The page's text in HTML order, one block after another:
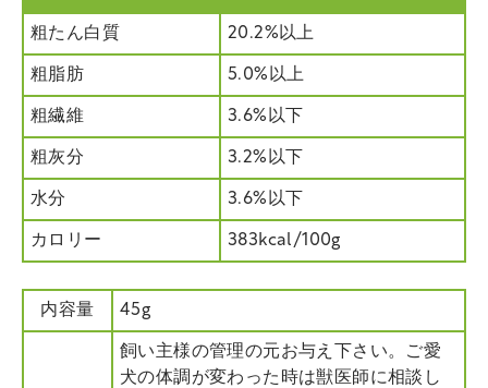
粗たん白質 20.2%以上
粗脂肪 5.0%以上
粗繊維 3.6%以下
粗灰分 3.2%以下
水分 3.6%以下
カロリー 383kcal/100g
内容量 45g
飼い主様の管理の元お与え下さい。ご愛
犬の体調が変わった時は獣医師に相談し